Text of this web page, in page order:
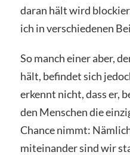
daran hält wird
ich in verschiedenen
So manch einer aber,
hält, befindet sich
erkennt nicht, dass er,
den Menschen die
Chance nimmt:
miteinander sind wir